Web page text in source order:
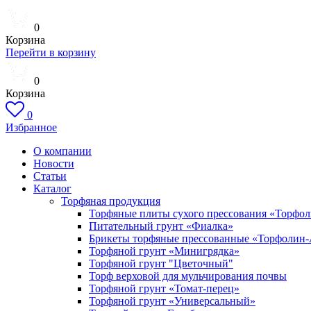
0
Корзина
Перейти в корзину
0
Корзина
0
Избранное
О компании
Новости
Статьи
Каталог
Торфяная продукция
Торфяные плиты сухого прессования
Питательный грунт «Фиалка»
Брикеты торфяные прессованные
Торфяной грунт «Минигрядка»
Торфяной грунт "Цветочный"
Торф верховой для мульчирования почвы
Торфяной грунт «Томат-перец»
Торфяной грунт «Универсальный»